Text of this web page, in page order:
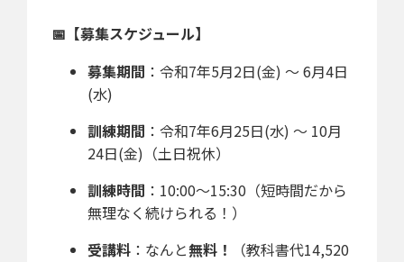
📅【募集スケジュール】
募集期間 ：令和7年5月2日(金) ～ 6月4日
(水)
訓練期間 ：令和7年6月25日(水) ～ 10月
24日(金)（土日祝休）
訓練時間 ：10:00〜15:30（短時間だから
無理なく続けられる！）
受講料 ：なんと無料！
（教科書代14,520